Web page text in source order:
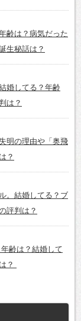
齢は？病気だった
生秘話は？
婚してる？年齢
は？
明の理由や「奥飛
？
。結婚してる？ブ
評判は？
齢は？結婚して
？